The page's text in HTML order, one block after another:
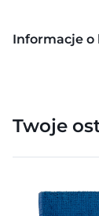
Informacje
Twoje